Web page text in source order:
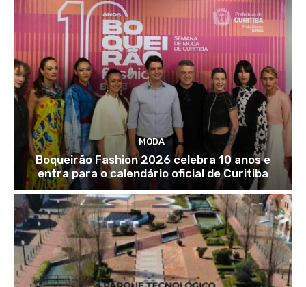
MODA
Boqueirão Fashion 2026 celebra 10 anos e
entra para o calendário oficial de Curitiba